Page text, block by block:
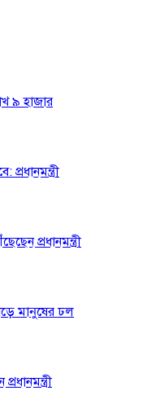
৯ হাজার
প্রধানমন্ত্রী
মানুষের ঢল